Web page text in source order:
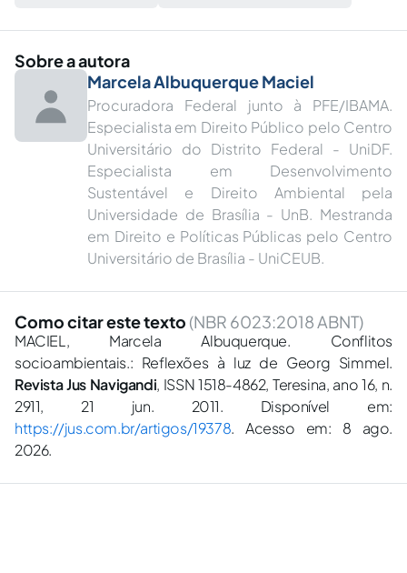
Sobre a autora
Marcela Albuquerque Maciel
Procuradora Federal junto à PFE/IBAMA.
Especialista em Direito Público pelo Centro
Universitário do Distrito Federal - UniDF.
Especialista em Desenvolvimento
Sustentável e Direito Ambiental pela
Universidade de Brasília - UnB. Mestranda
em Direito e Políticas Públicas pelo Centro
Universitário de Brasília - UniCEUB.
Como citar este texto (NBR 6023:2018 ABNT)
MACIEL, Marcela Albuquerque. Conflitos
socioambientais.: Reflexões à luz de Georg Simmel.
Revista Jus Navigandi, ISSN 1518-4862, Teresina, ano 16, n.
2911, 21 jun. 2011. Disponível em:
https://jus.com.br/artigos/19378. Acesso em: 8 ago.
2026.